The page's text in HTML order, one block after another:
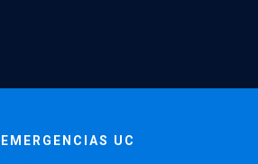
EMERGENCIAS UC